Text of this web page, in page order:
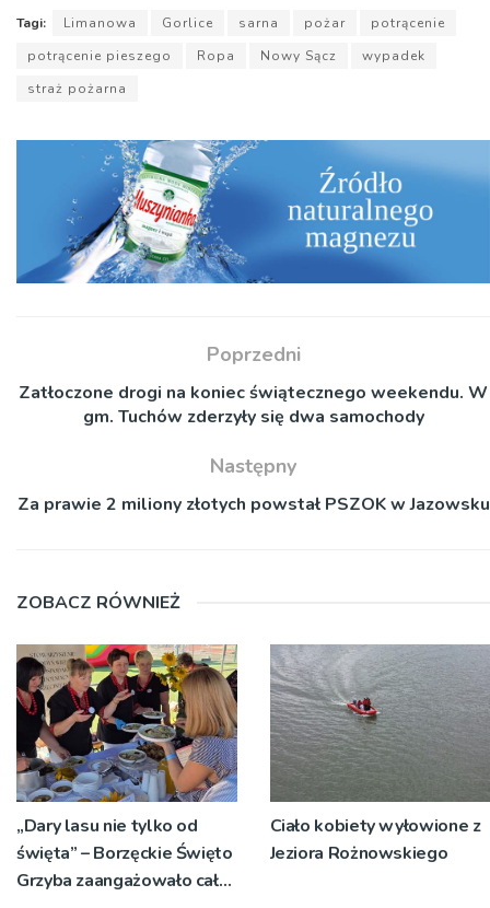
Tagi: Limanowa Gorlice sarna pożar
potrącenie
potrącenie pieszego
Ropa Nowy Sącz
wypadek
straż pożarna
Poprzedni
Zatłoczone drogi na koniec świątecznego weekendu. W
gm. Tuchów zderzyły się dwa samochody
Następny
Za prawie 2 miliony złotych powstał PSZOK w Jazowsku
ZOBACZ RÓWNIEŻ
„Dary lasu nie tylko od
święta” – Borzęckie Święto
Grzyba zaangażowało całe
Ciało kobiety wyłowione z
Jeziora Rożnowskiego